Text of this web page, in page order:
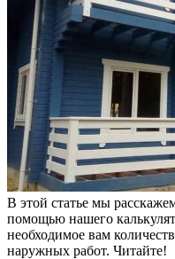
В этой статье мы
помощью нашего
необходимое вам
наружных работ. Читайте!